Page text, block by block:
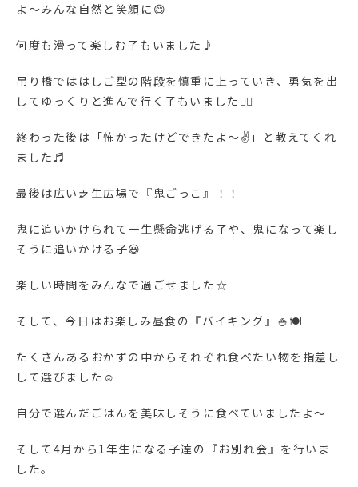
よ～みんな自然と笑顔に😄
何度も滑って楽しむ子もいました♪
吊り橋でははしご型の階段を慎重に上っていき、勇気を出
してゆっくりと進んで行く子もいました🚶‍♂️
終わった後は「怖かったけどできたよ～✌」と教えてくれ
ました♬
最後は広い芝生広場で『鬼ごっこ』！！
鬼に追いかけられて一生懸命逃げる子や、鬼になって楽し
そうに追いかける子😃
楽しい時間をみんなで過ごせました☆
そして、今日はお楽しみ昼食の『バイキング』🍚🍽
たくさんあるおかずの中からそれぞれ食べたい物を指差し
して選びました☺
自分で選んだごはんを美味しそうに食べていましたよ～
そして4月から1年生になる子達の『お別れ会』を行いま
した。